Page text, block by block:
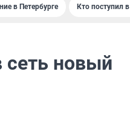
в Петербурге Кто поступил
сеть новый